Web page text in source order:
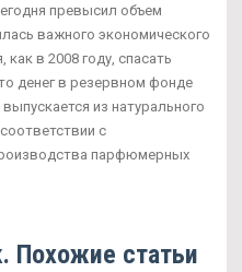
превысил объем
важного экономического
как в 2008 году, спасать
денег в резервном фонде
из натурального
с
парфюмерных
Похожие статьи